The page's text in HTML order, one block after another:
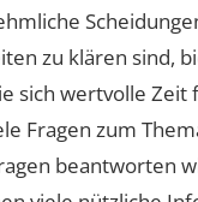
zu klären sind,
sich wertvolle
Fragen zum
beantworten